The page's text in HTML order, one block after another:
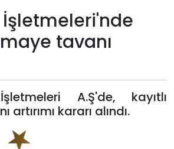
İşletmeleri'nde
tavanı
A.Ş'de, kayıtlı
kararı alındı.